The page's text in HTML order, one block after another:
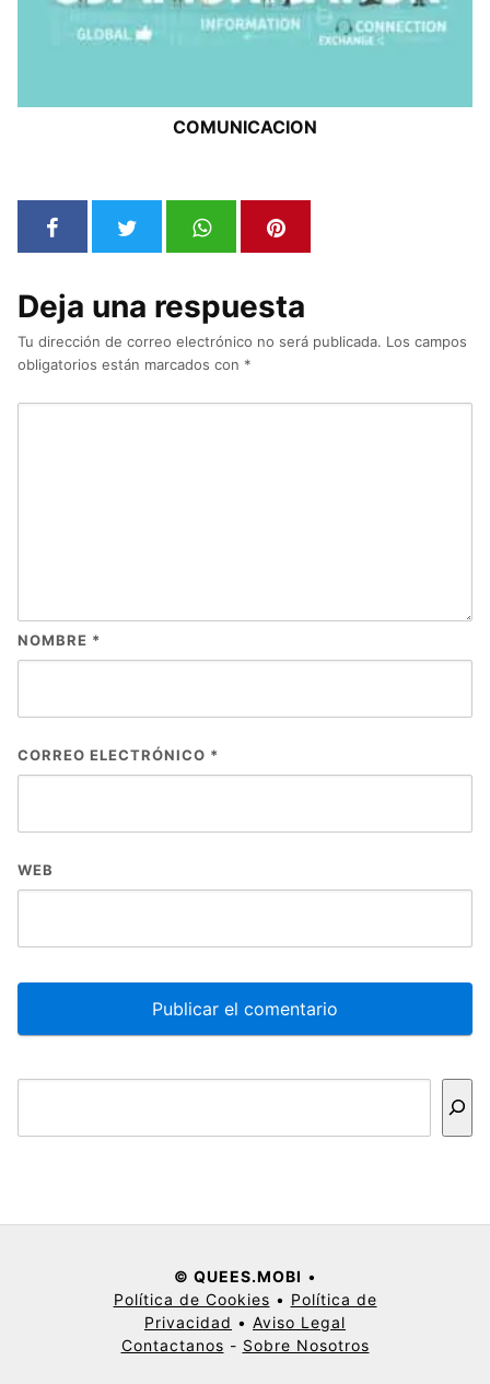
COMUNICACION
Deja una respuesta
Tu dirección de correo electrónico no será publicada. Los campos
obligatorios están marcados con *
NOMBRE *
CORREO ELECTRÓNICO *
WEB
© QUEES.MOBI •
Política de Cookies • Política de
Privacidad • Aviso Legal
Contactanos - Sobre Nosotros